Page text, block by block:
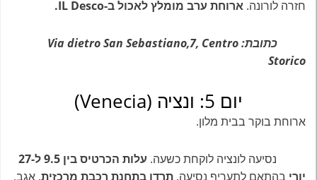
חזרה לורונה. ארוחת ערב מומלץ לאכול ב-IL Desco.
כתובת: Via dietro San Sebastiano,7, Centro
Storico
יום 5: ונציה (Venecia)
ארוחת בוקר בבית מלון.
נסיעה לונציה לוקחת כשעה.
עלות הכרטיס בין 9.5 ל-27
יורי בהתאם לתעריף נסיעה. תרדו בתחנת רכבת מרכזית. אגב,